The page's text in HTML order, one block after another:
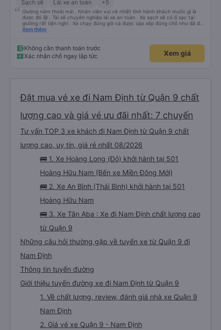
Sạch sẽ Lái xe an toàn +5
Giường nằm thoải mái . Nhân viên vui vẻ nhiệt tình hành khách muốn gì là
được đó 😆 . Tài xế chuyên nghiệp lái xe an toàn . Xe sạch sẽ có ổ sạc tại
giường rất tiện nghi . Xe chạy đúng giờ và được sắp xếp đúng chỗ như đã đặt
. Điểm 10 cho hoàng long đỏ 👍
Xem thêm
Không cần thanh toán trước
Xác nhận chỗ ngay lập tức
Xem giá
Đặt mua vé xe đi Nam Định từ Quận 9 chất
lượng cao và giá vé ưu đãi nhất: 7 chuyến
Tư vấn TOP 3 xe khách đi Nam Định từ Quận 9 chất
lượng cao, uy tín, giá rẻ nhất 08/2026
🚌 1. Xe Hoàng Long (Đỏ) khởi hành tại 501
Hoàng Hữu Nam (Bến xe Miền Đông Mới)
🚌 2. Xe An Bình (Thái Bình) khởi hành tại 501
Hoàng Hữu Nam
🚌 3. Xe Tân Aba : Xe đi Nam Định chất lượng cao
từ Quận 9
Những câu hỏi thường gặp về tuyến xe từ Quận 9 đi
Nam Định
Thông tin tuyến đường
Giới thiệu tuyến đường xe đi Nam Định từ Quận 9
1. Về chất lượng, review, đánh giá nhà xe Quận 9
Nam Định
2. Giá vé xe Quận 9 - Nam Định